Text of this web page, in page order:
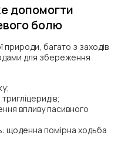
допомогти
болю
природи, багато з заходів
для збереження
впливу пасивного
щоденна помірна ходьба